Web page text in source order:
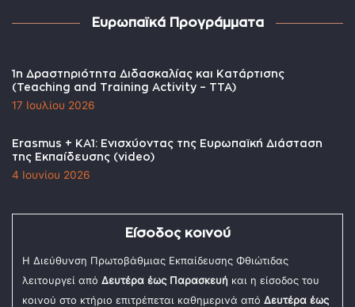
Ευρωπαϊκά Προγράμματα
1η Δραστηριότητα Διδασκαλίας και Κατάρτισης
(Teaching and Training Activity – TTA)
17 Ιουλίου 2026
Erasmus + KA1: Ενισχύοντας της Ευρωπαϊκή Διάσταση
της Εκπαίδευσης (video)
4 Ιουνίου 2026
Είσοδος κοινού
Η Διεύθυνση Πρωτοβάθμιας Εκπαίδευσης Φθιώτιδας
λειτουργεί από Δευτέρα έως Παρασκευή και η είσοδος του
κοινού στο κτήριο επιτρέπεται καθημερινά από Δευτέρα έως